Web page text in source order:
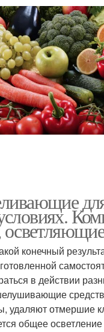
конечный
в действии
удаляют отмершие
общее